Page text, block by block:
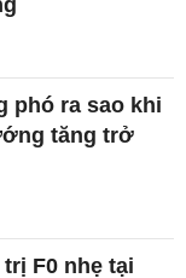
phó ra sao khi
tăng trở
F0 nhẹ tại